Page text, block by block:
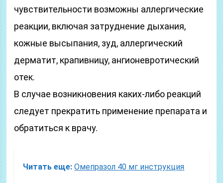
чувствительности возможны аллергические
реакции, включая затруднение дыхания,
кожные высыпания, зуд, аллергический
дерматит, крапивницу, ангионевротический
отек.
В случае возникновения каких-либо реакций
следует прекратить применение препарата и
обратиться к врачу.
Читать еще: Омепразол 40 мг инструкция